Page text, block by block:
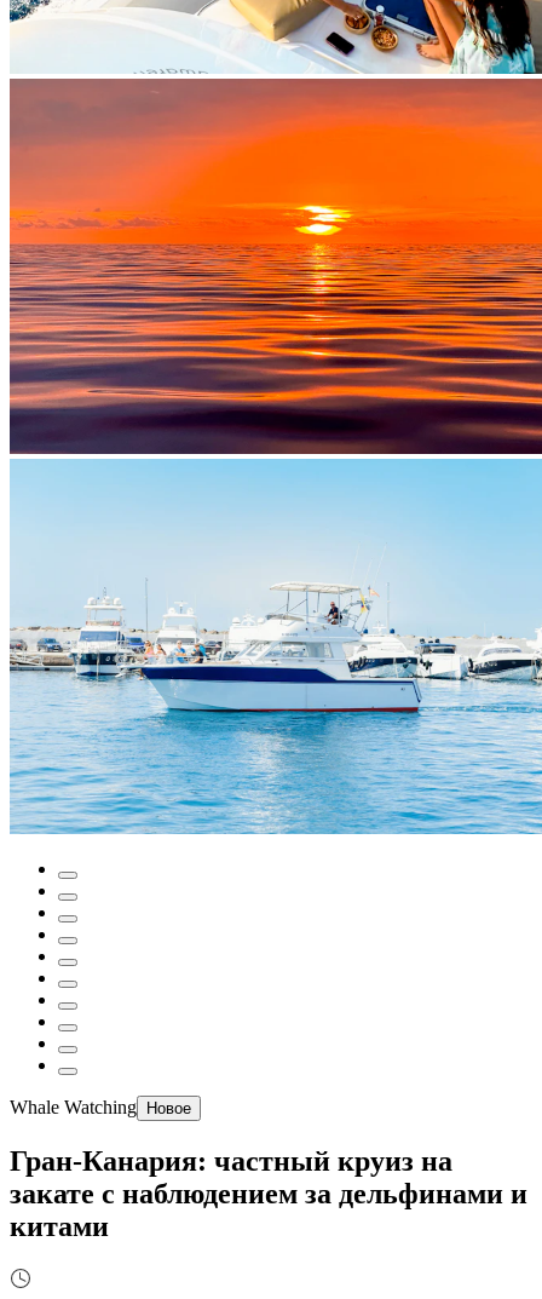
Whale Watching Новое
Гран-Канария: частный круиз на
закате с наблюдением за дельфинами и
китами